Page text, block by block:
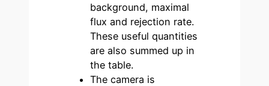
background, maximal
flux and rejection rate.
These useful quantities
are also summed up in
the table.
The camera is